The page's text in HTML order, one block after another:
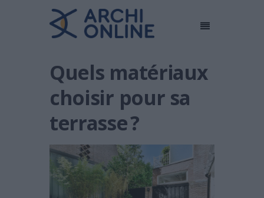
Quels matériaux
choisir pour sa
terrasse ?